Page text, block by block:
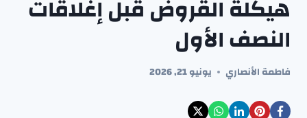
هيكلة القروض قبل إغلاقات
النصف الأول
فاطمة الأنصاري يونيو 21, 2026